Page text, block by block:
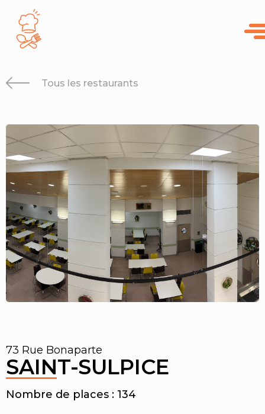
Tous les restaurants
73 Rue Bonaparte
SAINT-SULPICE
Nombre de places : 134